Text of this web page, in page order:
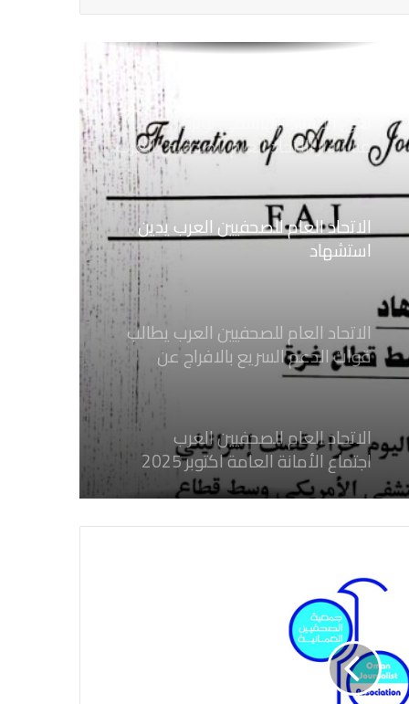
الاتحاد العام للصحفيين العرب يتضامن
مع نقابة الصحفيين اليمنيين فى عدن
ضد الإجراءات التعسفية من السلطات
نعي الاستاذ الهاشمي نويرة
مستشار الاتحاد العام للصحفيين العرب
الاتحاد العام للصحفيين العرب يدين
استشهاد
ثلاثة صحفيين فلسطينيين باستهداف
الاتحاد العام للصحفيين العرب يطالب
قوات الدعم السريع بالافراج عن
الصحفيين السودانيين المعتقلين لديها
الاتحاد العام للصحفيين العرب
اجتماع الأمانة العامة اكتوبر 2025
غزة والتي نتج عنها اغتيال خمسة
صحفيين فلسطينيين
الاتحاد العام للصحفيين العرب يدين
بكل قوة جريمة إغتيال الاحتلال
الصهيوني للصحفيين الفسطينيين فى